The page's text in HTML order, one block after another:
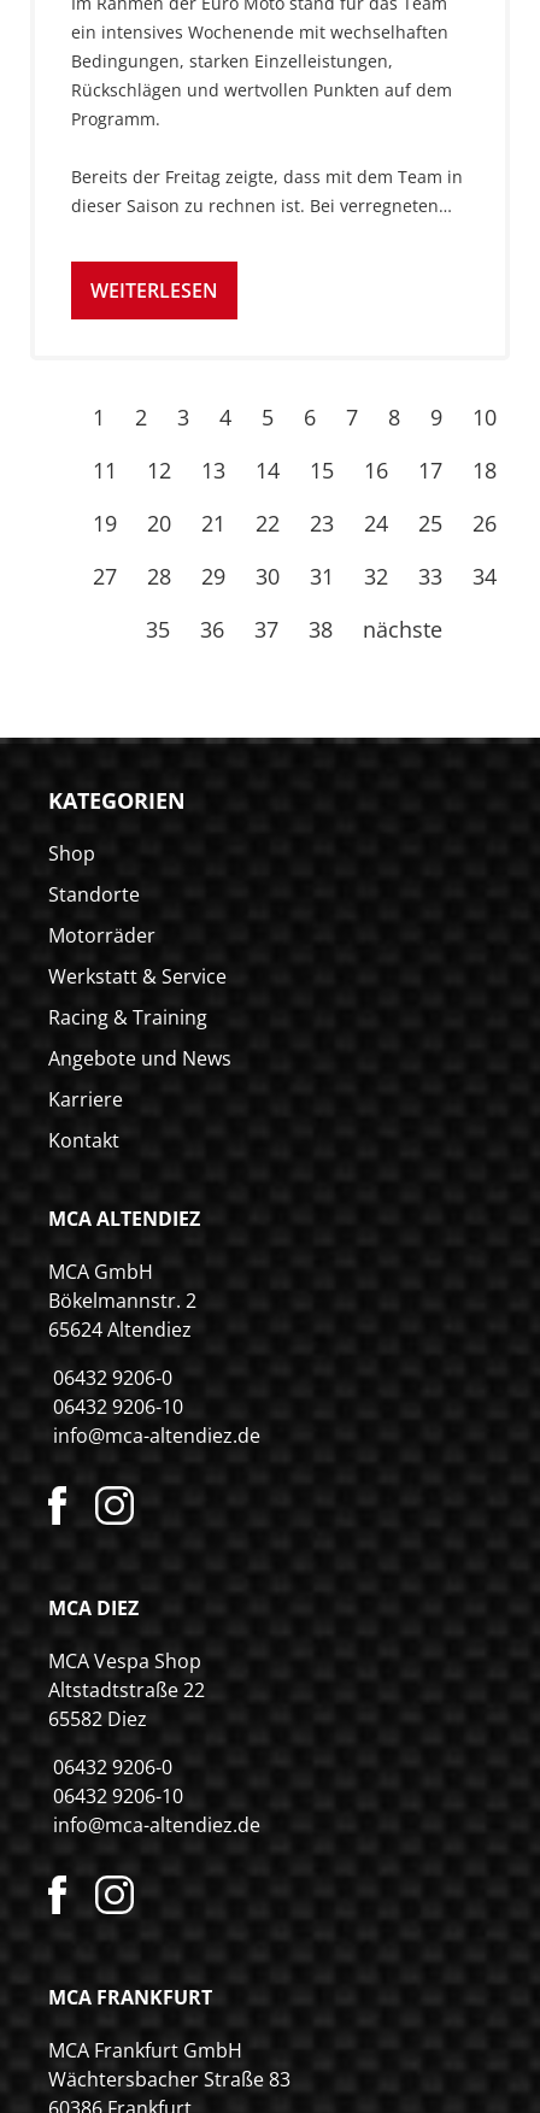
ein intensives Wochenende mit wechselhaften
Bedingungen, starken Einzelleistungen,
Rückschlägen und wertvollen Punkten auf dem
Programm.
Bereits der Freitag zeigte, dass mit dem Team in
dieser Saison zu rechnen ist. Bei verregneten…
WEITERLESEN
1 2 3 4 5 6 7 8 9
10
11
12 13 14 15 16 17
18
19
20 21 22 23 24 25
26
27
28 29 30 31 32 33
34
35
36 37 38 nächste
KATEGORIEN
Shop
Standorte
Motorräder
Werkstatt & Service
Racing & Training
Angebote und News
Karriere
Kontakt
MCA ALTENDIEZ
MCA GmbH
Bökelmannstr. 2
65624 Altendiez
06432 9206-0
06432 9206-10
info@mca-altendiez.de
MCA DIEZ
MCA Vespa Shop
Altstadtstraße 22
65582 Diez
06432 9206-0
06432 9206-10
info@mca-altendiez.de
MCA FRANKFURT
MCA Frankfurt GmbH
Wächtersbacher Straße 83